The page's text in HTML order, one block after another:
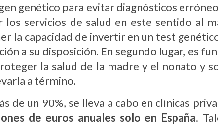
genético para evitar diagnósticos
los servicios de salud en este sentido al
la capacidad de invertir en un test
a su disposición. En segundo lugar, es
la salud de la madre y el nonato y
a término.
de un 90%, se lleva a cabo en clínicas
de euros anuales solo en España.